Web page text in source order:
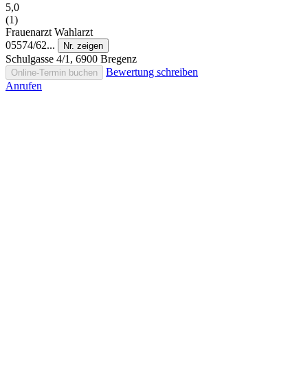
5,0
(1)
Frauenarzt Wahlarzt
05574/62...
Nr. zeigen
Schulgasse 4/1, 6900 Bregenz
Online-Termin buchen
Bewertung schreiben
Anrufen